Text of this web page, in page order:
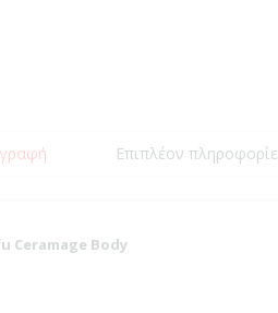
Επιπλέον
Ceramage Body